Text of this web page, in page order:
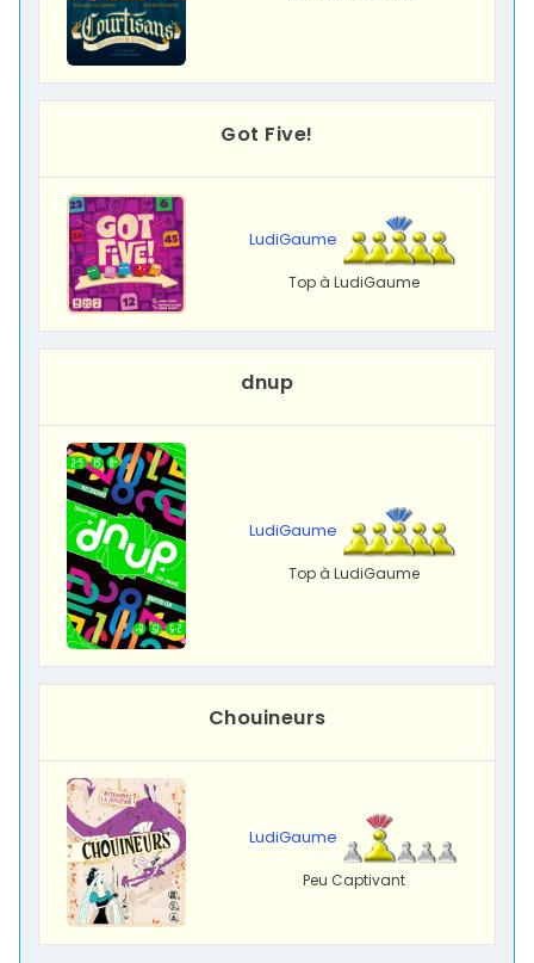
Got Five!
LudiGaume
Top à LudiGaume
dnup
LudiGaume
Top à LudiGaume
Chouineurs
LudiGaume
Peu Captivant